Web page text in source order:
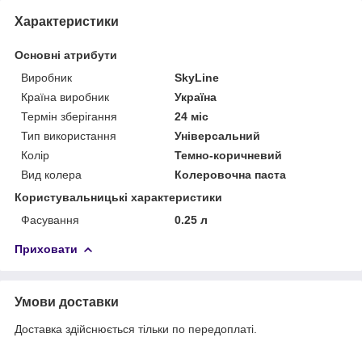
Характеристики
Основні атрибути
Виробник
SkyLine
Країна виробник
Україна
Термін зберігання
24 міс
Тип використання
Універсальний
Колір
Темно-коричневий
Вид колера
Колеровочна паста
Користувальницькі характеристики
Фасування
0.25 л
Приховати
Умови доставки
Доставка здійснюється тільки по передоплаті.